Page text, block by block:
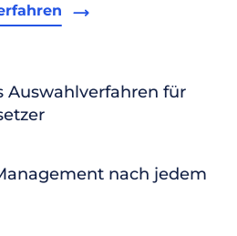
Auswahlverfahren für
nach jedem